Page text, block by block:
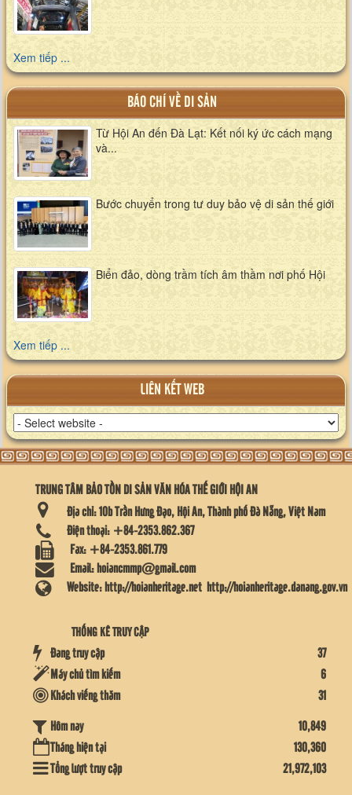
Xem tiếp ...
BÁO CHÍ VỀ DI SẢN
Từ Hội An đến Đà Lạt: Kết nối ký ức cách mạng
và...
Bước chuyển trong tư duy bảo vệ di sản thế giới
Biển đảo, dòng trầm tích âm thầm nơi phố Hội
Xem tiếp ...
LIÊN KẾT WEB
TRUNG TÂM BẢO TỒN DI SẢN VĂN HÓA THẾ GIỚI HỘI AN
Địa chỉ: 10b Trần Hưng Đạo, Hội An, Thành phố Đà Nẵng, Việt Nam
Điện thoại: +84-2353.862.367
Fax: +84-2353.861.779
Email: hoiancmmp@gmail.com
Website: http://hoianheritage.net http://hoianheritage.danang.gov.vn
THỐNG KÊ TRUY CẬP
Đang truy cập
37
Máy chủ tìm kiếm
6
Khách viếng thăm
31
Hôm nay
10,849
Tháng hiện tại
130,360
Tổng lượt truy cập
21,972,103